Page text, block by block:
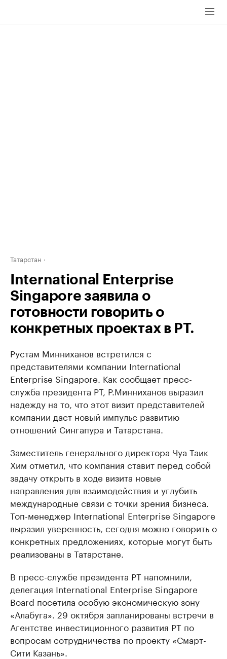
Татарстан
International Enterprise
Singapore заявила о
готовности говорить о
конкретных проектах в РТ.
Рустам Минниханов встретился с
представителями компании International
Enterprise Singapore. Как сообщает пресс-
служба президента РТ, Р.Минниханов выразил
надежду на то, что этот визит представителей
компании даст новый импульс развитию
отношений Сингапура и Татарстана.
Заместитель генерального директора Чуа Таик
Хим отметил, что компания ставит перед собой
задачу открыть в ходе визита новые
направления для взаимодействия и углубить
международные связи с точки зрения бизнеса.
Топ-менеджер International Enterprise Singapore
выразил уверенность, сегодня можно говорить о
конкретных предложениях, которые могут быть
реализованы в Татарстане.
В пресс-службе президента РТ напомнили,
делегация International Enterprise Singapore
Board посетила особую экономическую зону
«Алабуга». 29 октября запланированы встречи в
Агентстве инвестиционного развития РТ по
вопросам сотрудничества по проекту «Смарт-
Сити Казань».